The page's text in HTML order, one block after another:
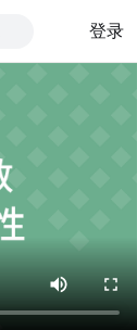
登录